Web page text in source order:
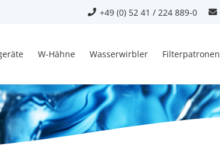
+49 (0) 52 41 / 224 889-0
W-Hähne Wasserwirbler Filterpatronen